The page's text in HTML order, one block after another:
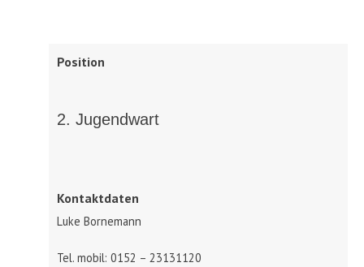
Position
2. Jugendwart
Kontaktdaten
Luke Bornemann
Tel. mobil: 0152 – 23131120